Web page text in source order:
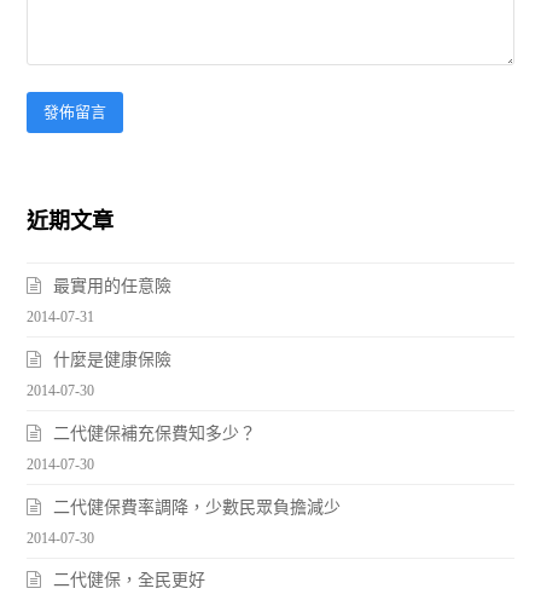
近期文章
最實用的任意險
2014-07-31
什麼是健康保險
2014-07-30
二代健保補充保費知多少？
2014-07-30
二代健保費率調降，少數民眾負擔減少
2014-07-30
二代健保，全民更好